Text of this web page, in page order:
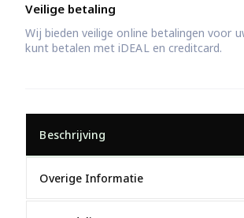
Veilige betaling
Wij bieden veilige online betalingen voor
kunt betalen met iDEAL en creditcard.
Beschrijving
Overige Informatie